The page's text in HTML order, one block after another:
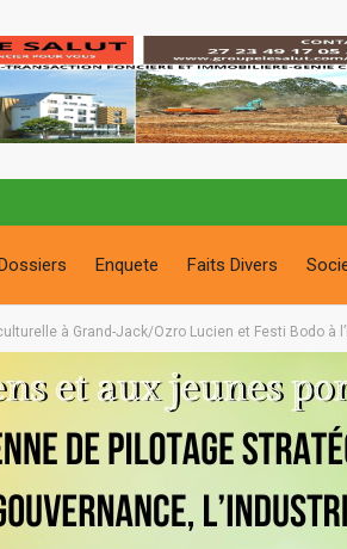
Enquete Faits Divers
à Grand-Jack/Ozro Lucien et Festi Bodo à